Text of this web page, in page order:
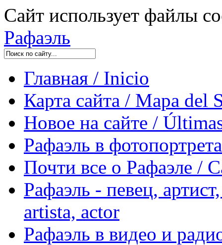
Сайт использует файлы
Рафаэль
Главная / Inicio
Карта сайта / Mapa del
Новое на сайте /
Рафаэль в
Почти все о Рафаэле /
Рафаэль - певец,
artista, actor
Рафаэль в видео и